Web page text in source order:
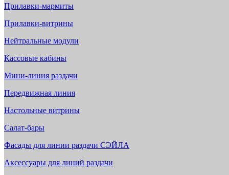
Прилавки-мармиты
Прилавки-витрины
Нейтральные модули
Кассовые кабины
Мини-линия раздачи
Передвижная линия
Настольные витрины
Салат-бары
Фасады для линии раздачи СЭЙЛА
Аксессуары для линий раздачи